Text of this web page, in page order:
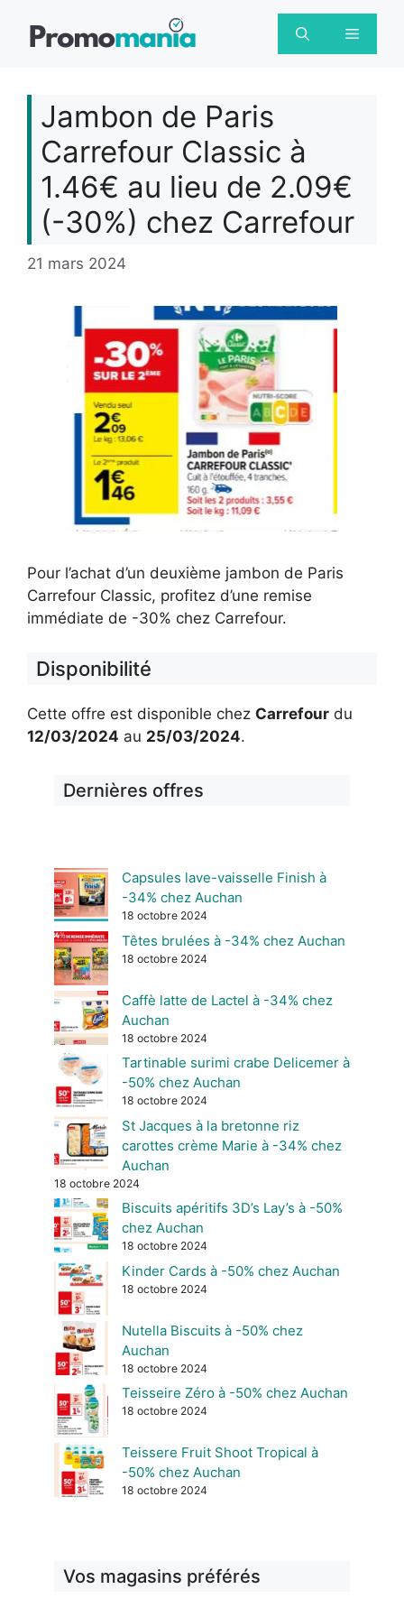
Menu
Jambon de Paris
Carrefour Classic à
1.46€ au lieu de 2.09€
(-30%) chez Carrefour
21 mars 2024
Pour l’achat d’un deuxième jambon de Paris
Carrefour Classic, profitez d’une remise
immédiate de -30% chez Carrefour.
Disponibilité
Cette offre est disponible chez Carrefour du
12/03/2024 au 25/03/2024.
Dernières offres
Capsules lave-vaisselle Finish à
-34% chez Auchan
18 octobre 2024
Têtes brulées à -34% chez Auchan
18 octobre 2024
Caffè latte de Lactel à -34% chez
Auchan
18 octobre 2024
Tartinable surimi crabe Delicemer à
-50% chez Auchan
18 octobre 2024
St Jacques à la bretonne riz
carottes crème Marie à -34% chez
Auchan
18 octobre 2024
Biscuits apéritifs 3D’s Lay’s à -50%
chez Auchan
18 octobre 2024
Kinder Cards à -50% chez Auchan
18 octobre 2024
Nutella Biscuits à -50% chez
Auchan
18 octobre 2024
Teisseire Zéro à -50% chez Auchan
18 octobre 2024
Teissere Fruit Shoot Tropical à
-50% chez Auchan
18 octobre 2024
Vos magasins préférés